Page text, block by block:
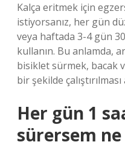
Kalça eritmek için
istiyorsanız, her gün
veya haftada 3-4 gün
kullanın. Bu anlamda,
bisiklet sürmek, bacak
bir şekilde
Her gün 1
sürersem